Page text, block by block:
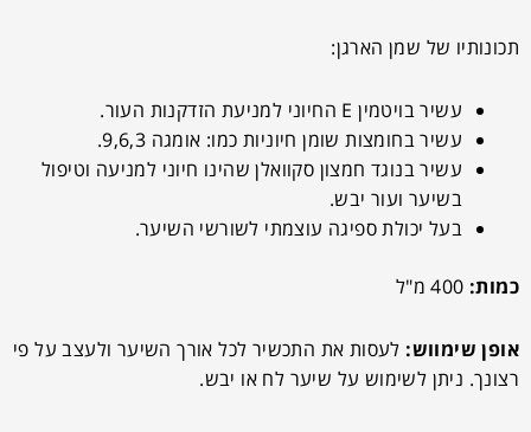
תכונותיו של שמן הארגן:
עשיר בויטמין E החיוני למניעת הזדקנות העור.
עשיר בחומצות שומן חיוניות כמו: אומגה 9,6,3.
עשיר בנוגד חמצון סקוואלן שהינו חיוני למניעה וטיפול
בשיער ועור יבש.
בעל יכולת ספיגה עוצמתי לשורשי השיער.
כמות:
אופן שימווש: לעסות את התכשיר לכל אורך השיער ולעצב על פי
רצונך. ניתן לשימוש על שיער לח או יבש.